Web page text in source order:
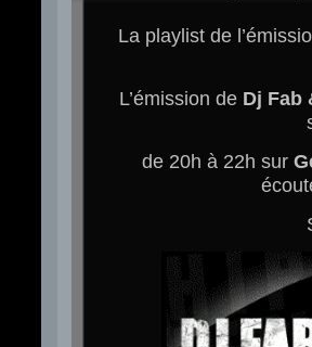
La playlist de
L’émission de Dj Fab
de 20h à 22h sur